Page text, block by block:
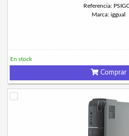
Referencia:
Marca: iggual
En stock
Comprar